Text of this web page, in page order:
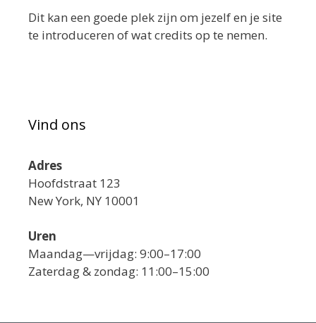
Dit kan een goede plek zijn om jezelf en je site
te introduceren of wat credits op te nemen.
Vind ons
Adres
Hoofdstraat 123
New York, NY 10001
Uren
Maandag—vrijdag: 9:00–17:00
Zaterdag & zondag: 11:00–15:00